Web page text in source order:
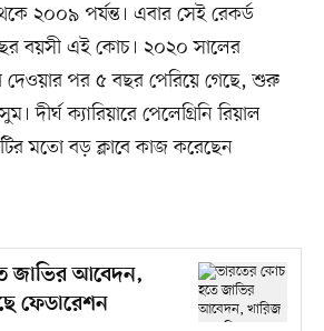
২০০৯ পর্যন্ত। এবার সেই রেকর্ড
বয়সী এই কোচ। ২০২০ সালের
দেওয়ার পর ৫ বছর পেরিয়ে গেছে, শুরু
দীর্ঘ ক্যারিয়ারে পেলেগ্রিনি রিয়াল
মতো বড় ক্লাবে কাজ করেছেন
জাভির আবেদন,
ফেডারেশন